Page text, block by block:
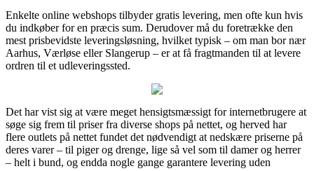
Enkelte online webshops tilbyder gratis levering, men ofte kun hvis
du indkøber for en præcis sum. Derudover må du foretrække den
mest prisbevidste leveringsløsning, hvilket typisk – om man bor nær
Aarhus, Værløse eller Slangerup – er at få fragtmanden til at levere
ordren til et udleveringssted.
Det har vist sig at være meget hensigtsmæssigt for internetbrugere at
søge sig frem til priser fra diverse shops på nettet, og herved har
flere outlets på nettet fundet det nødvendigt at nedskære priserne på
deres varer – til piger og drenge, lige så vel som til damer og herrer
– helt i bund, og endda nogle gange garantere levering uden